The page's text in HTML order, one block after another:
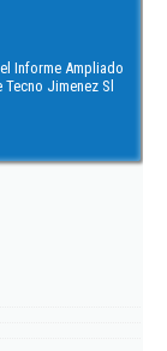
Informe Ampliado
Tecno Jimenez Sl